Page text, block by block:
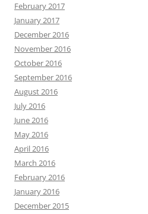
February 2017
January 2017
December 2016
November 2016
October 2016
September 2016
August 2016
July 2016
June 2016
May 2016
April 2016
March 2016
February 2016
January 2016
December 2015